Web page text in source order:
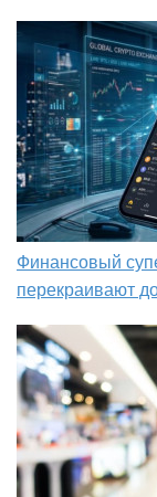
Финансовый
перекраивают